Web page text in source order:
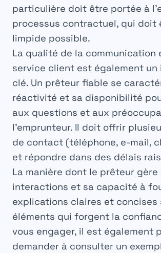
particulière doit être portée à
processus contractuel, qui doit
limpide possible.
La qualité de la communication
service client est également un
clé. Un prêteur fiable se
réactivité et sa disponibilité
aux questions et aux
l’emprunteur. Il doit offrir
de contact (téléphone, e-mail,
et répondre dans des délais
La manière dont le prêteur gère
interactions et sa capacité à
explications claires et concises
éléments qui forgent la
vous engager, il est également
demander à consulter un